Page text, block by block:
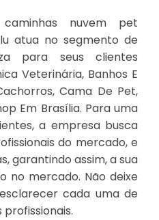
nuvem pet
atua no segmento de
para seus clientes
Veterinária, Banhos E
Cama De Pet,
Em Brasília. Para uma
a empresa busca
do mercado, e
garantindo assim, a sua
no mercado. Não deixe
cada uma de
profissionais.